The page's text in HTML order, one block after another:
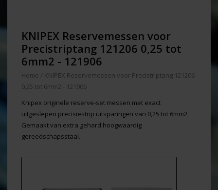
KNIPEX Reservemessen voor
Precistriptang 121206 0,25 tot
6mm2 - 121906
Home / KNIPEX Reservemessen voor Precistriptang 121206
0,25 tot 6mm2 - 121906
Knipex originele reserve-set messen met exact
uitgeslepen precisiestrip uitsparingen van 0,25 tot 6mm2.
Gemaakt van extra gehard hoogwaardig
gereedschapsstaal.